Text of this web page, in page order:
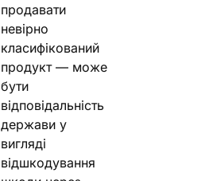
продавати
невірно
класифікований
продукт — може
бути
відповідальність
держави у
вигляді
відшкодування